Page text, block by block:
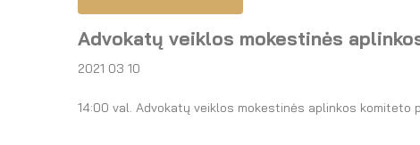
Advokatų veiklos mokestinės
2021 03 10
14:00 val. Advokatų veiklos mokestinės aplinkos komiteto